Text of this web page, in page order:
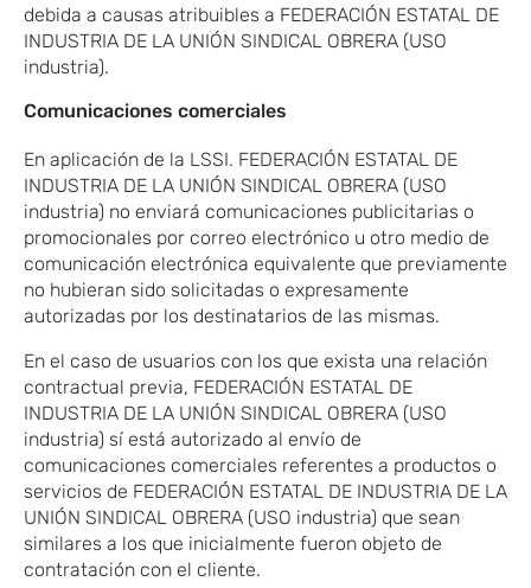
debida a causas atribuibles a FEDERACIÓN ESTATAL DE
INDUSTRIA DE LA UNIÓN SINDICAL OBRERA (USO
industria).
Comunicaciones comerciales
En aplicación de la LSSI. FEDERACIÓN ESTATAL DE
INDUSTRIA DE LA UNIÓN SINDICAL OBRERA (USO
industria) no enviará comunicaciones publicitarias o
promocionales por correo electrónico u otro medio de
comunicación electrónica equivalente que previamente
no hubieran sido solicitadas o expresamente
autorizadas por los destinatarios de las mismas.
En el caso de usuarios con los que exista una relación
contractual previa, FEDERACIÓN ESTATAL DE
INDUSTRIA DE LA UNIÓN SINDICAL OBRERA (USO
industria) sí está autorizado al envío de
comunicaciones comerciales referentes a productos o
servicios de FEDERACIÓN ESTATAL DE INDUSTRIA DE LA
UNIÓN SINDICAL OBRERA (USO industria) que sean
similares a los que inicialmente fueron objeto de
contratación con el cliente.